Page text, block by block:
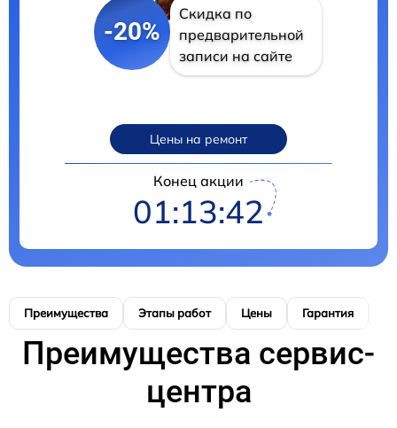
-20%
Скидка по
предварительной
записи на сайте
Цены на ремонт
Конец акции
01:13:41
Преимущества Этапы работ Цены Гарантия
Преимущества сервис-
центра